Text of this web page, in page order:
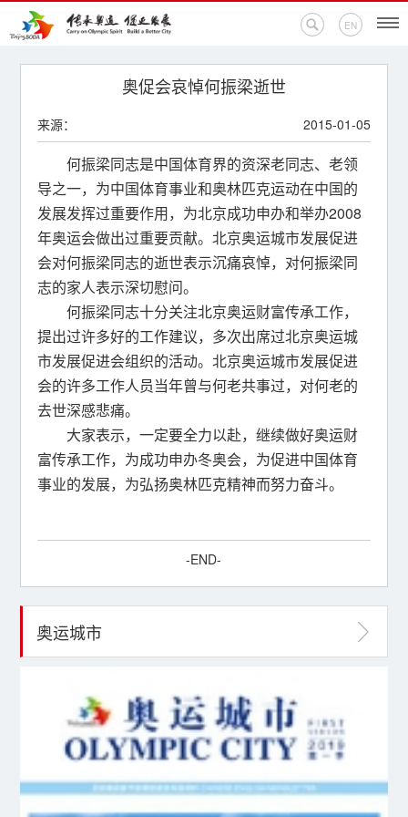
EN
新闻中心
活动专题
奥运百科
奥促机构
奥运之家
联系我们
奥促会哀悼何振梁逝世
来源： 2015-01-05
何振梁同志是中国体育界的资深老同志、老领
导之一，为中国体育事业和奥林匹克运动在中国的
发展发挥过重要作用，为北京成功申办和举办2008
年奥运会做出过重要贡献。北京奥运城市发展促进
会对何振梁同志的逝世表示沉痛哀悼，对何振梁同
志的家人表示深切慰问。
何振梁同志十分关注北京奥运财富传承工作，
提出过许多好的工作建议，多次出席过北京奥运城
市发展促进会组织的活动。北京奥运城市发展促进
会的许多工作人员当年曾与何老共事过，对何老的
去世深感悲痛。
大家表示，一定要全力以赴，继续做好奥运财
富传承工作，为成功申办冬奥会，为促进中国体育
事业的发展，为弘扬奥林匹克精神而努力奋斗。
-END-
奥运城市